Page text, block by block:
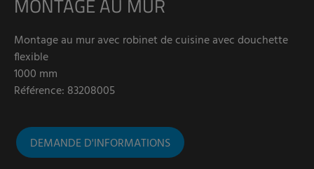
MONTAGE AU MUR
Montage au mur avec robinet de cuisine avec douchette
flexible
1000 mm
Référence: 83208005
DEMANDE D'INFORMATIONS